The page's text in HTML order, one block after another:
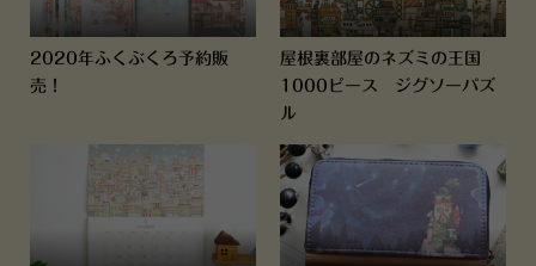
2020年ふくぶくろ予約販
売！
屋根裏部屋のネズミの王国
1000ピース ジグソーパズ
ル